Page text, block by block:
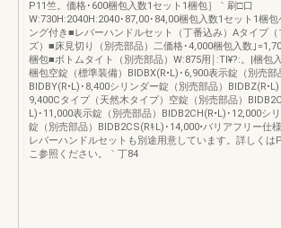
P11竺。価格･600梱包入数1セット1梱包］｀刷□口
W:730H:2040H:2040･87,00･84,00梱包入数1セット1梱包
ング付き■レバーハンドルセット（丁番込み）Aタイプ（
ズ）■床見切り（別売部品）二価格･4,000梱包入数｣
梱包■ボトムタイト（別売部品）W:875用￨:TI¥?:。|梱包
梱包空錠（標準装備）BIDBX(R•L)･6,900表示錠（別売部
BIDBY(R•L)･8,400シリンダー錠（別売部品）BIDBZ(R•L)
9,400Cタイプ（天然木タイプ）空錠（別売部品）
L)･11,000表示錠（別売部品）BIDB2CH(R•L)･12,000シ
錠（別売部品）BIDB2CS(RｷL)･14,000•バリアフリー仕
レバーハンドルセットも別途用意しています。詳しくは
こ参照ください。｀丁84